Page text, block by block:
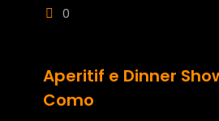
0
Aperitif e Dinner
Como